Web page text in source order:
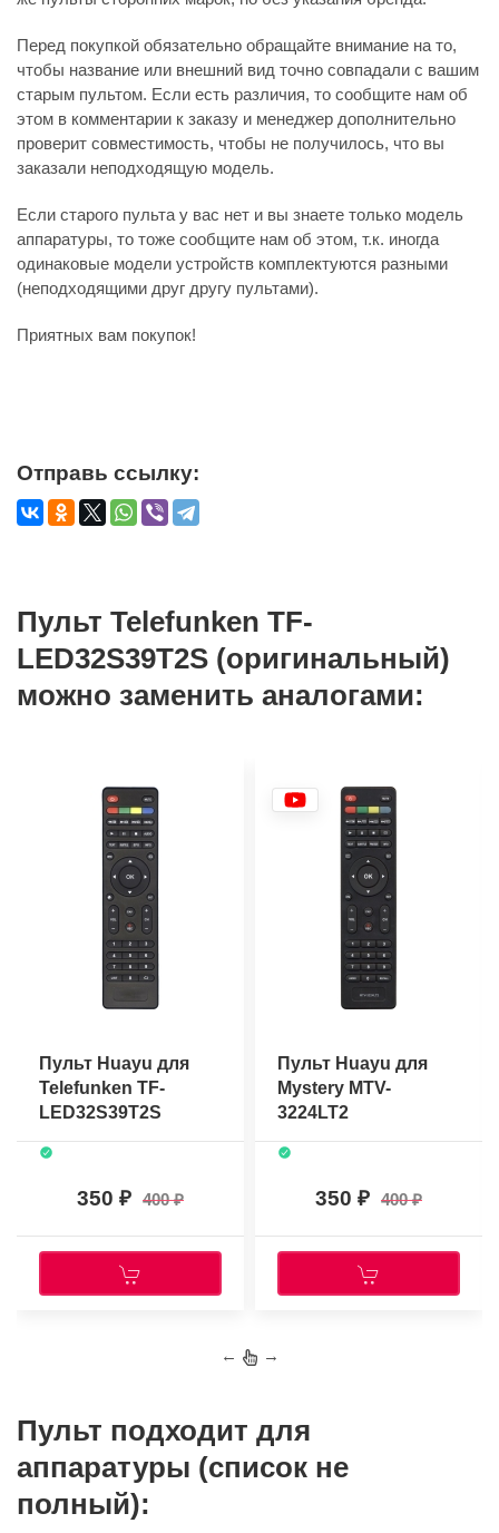
Перед покупкой обязательно обращайте внимание на то,
чтобы название или внешний вид точно совпадали с вашим
старым пультом. Если есть различия, то сообщите нам об
этом в комментарии к заказу и менеджер дополнительно
проверит совместимость, чтобы не получилось, что вы
заказали неподходящую модель.
Если старого пульта у вас нет и вы знаете только модель
аппаратуры, то тоже сообщите нам об этом, т.к. иногда
одинаковые модели устройств комплектуются разными
(неподходящими друг другу пультами).
Приятных вам покупок!
Отправь ссылку:
Пульт Telefunken TF-
LED32S39T2S (оригинальный)
можно заменить аналогами:
Пульт Huayu для
Telefunken TF-
LED32S39T2S
350 400
Пульт Huayu для
Mystery MTV-
3224LT2
350 400
← →
Пульт подходит для
аппаратуры (список не
полный):